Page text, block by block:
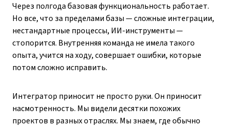
Через полгода базовая функциональность работает.
Но все, что за пределами базы — сложные интеграции,
нестандартные процессы, ИИ-инструменты —
стопорится. Внутренняя команда не имела такого
опыта, учится на ходу, совершает ошибки, которые
потом сложно исправить.
Интегратор приносит не просто руки. Он приносит
насмотренность. Мы видели десятки похожих
проектов в разных отраслях. Мы знаем, где обычно